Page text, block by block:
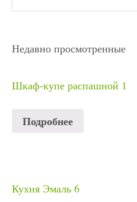
Недавно просмотренные
Шкаф-купе распашной 1
Подробнее
Кухня Эмаль 6